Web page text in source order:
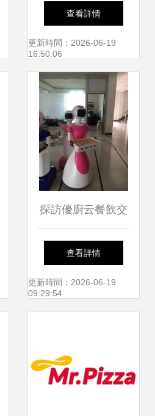
項強化舉措守護“舌
尖上的安全”，餐飲
管理成效顯著
查看詳情
更新時間：2026-06-19
16:50:06
探訪優廚云餐飲交
付中心·廣州餐飲機
器人影像
查看詳情
更新時間：2026-06-19
09:29:54